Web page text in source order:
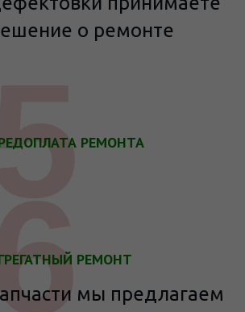
о ремонте
РЕМОНТА
РЕМОНТ
мы предлагаем